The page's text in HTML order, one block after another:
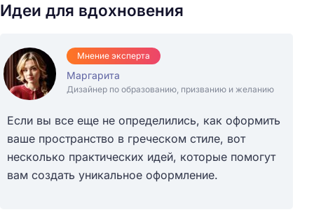
Идеи для вдохновения
Мнение эксперта
Маргарита
Дизайнер по образованию, призванию и желанию
Если вы все еще не определились, как оформить
ваше пространство в греческом стиле, вот
несколько практических идей, которые помогут
вам создать уникальное оформление.